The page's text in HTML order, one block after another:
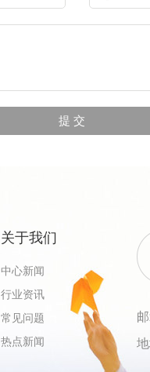
关于我们
中心新闻
行业资讯
常见问题
热点新闻